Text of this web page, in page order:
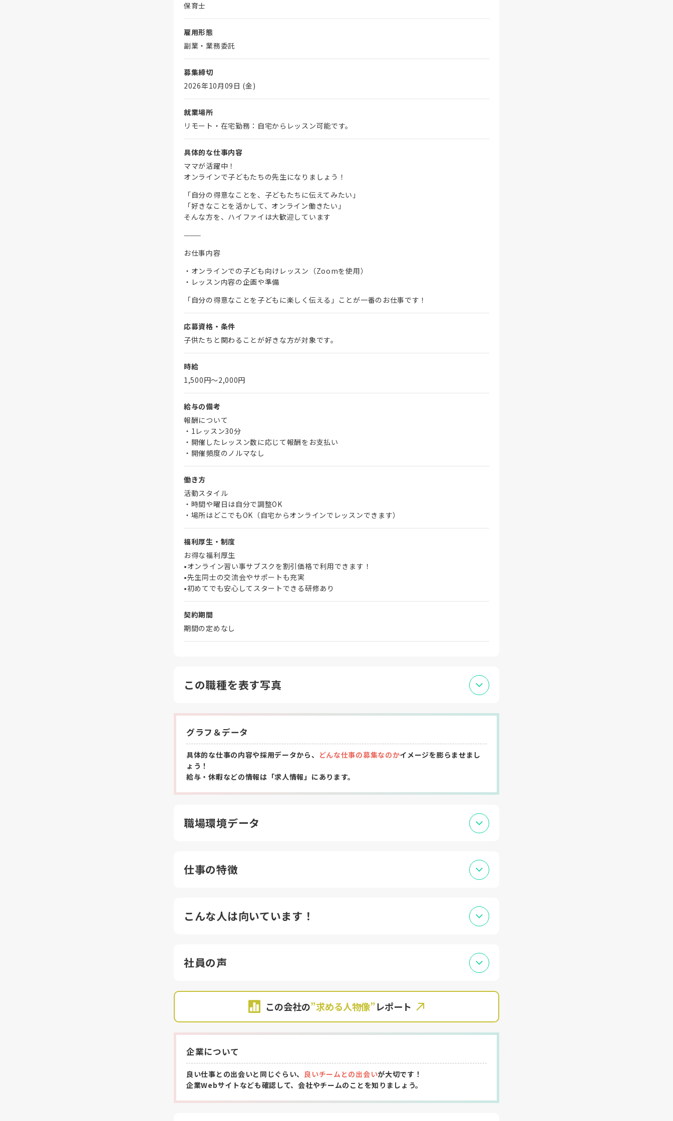
保育士
雇用形態
副業・業務委託
募集締切
2026年10月09日 (金)
就業場所
リモート・在宅勤務：自宅からレッスン可能です。
具体的な仕事内容
ママが活躍中！
オンラインで子どもたちの先生になりましょう！
「自分の得意なことを、子どもたちに伝えてみたい」
「好きなことを活かして、オンライン働きたい」
そんな方を、ハイファイは大歓迎しています
⸻
お仕事内容
・オンラインでの子ども向けレッスン（Zoomを使用）
・レッスン内容の企画や準備
「自分の得意なことを子どもに楽しく伝える」ことが一番のお仕事です！
応募資格・条件
子供たちと関わることが好きな方が対象です。
時給
1,500円〜2,000円
給与の備考
報酬について
・1レッスン30分
・開催したレッスン数に応じて報酬をお支払い
・開催頻度のノルマなし
働き方
活動スタイル
・時間や曜日は自分で調整OK
・場所はどこでもOK（自宅からオンラインでレッスンできます）
福利厚生・制度
お得な福利厚生
•オンライン習い事サブスクを割引価格で利用できます！
•先生同士の交流会やサポートも充実
•初めてでも安心してスタートできる研修あり
契約期間
期間の定めなし
この職種を表す写真
グラフ＆データ
具体的な仕事の内容や採用データから、 どんな仕事の募集なのかイメージを膨らませまし
ょう！
給与・休暇などの情報は「求人情報」にあります。
職場環境データ
仕事の特徴
こんな人は向いています！
社員の声
この会社の”求める人物像”レポート
企業について
良い仕事との出会いと同じぐらい、 良いチームとの出会いが大切です！
企業Webサイトなども確認して、会社やチームのことを知りましょう。